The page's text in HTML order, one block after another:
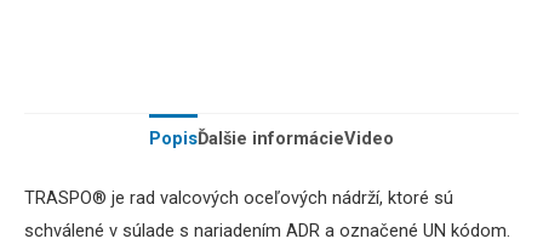
PopisĎalšie informácieVideo
TRASPO® je rad valcových oceľových nádrží, ktoré sú
schválené v súlade s nariadením ADR a označené UN kódom.